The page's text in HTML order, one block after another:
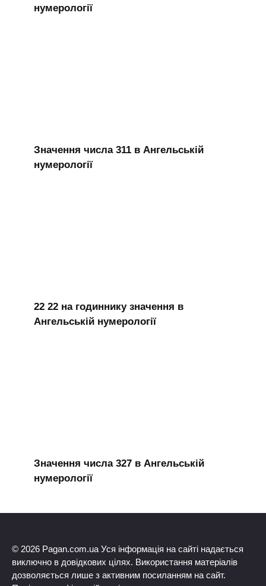
нумерології
Значення числа 311 в Ангельській
нумерології
22 22 на годиннику значення в
Ангельській нумерології
Значення числа 327 в Ангельській
нумерології
© 2026 Pagan.com.ua Уся інформація на сайті надається
виключно в довідкових цілях. Використання матеріалів
дозволяється лише з активним посиланням на сайт.